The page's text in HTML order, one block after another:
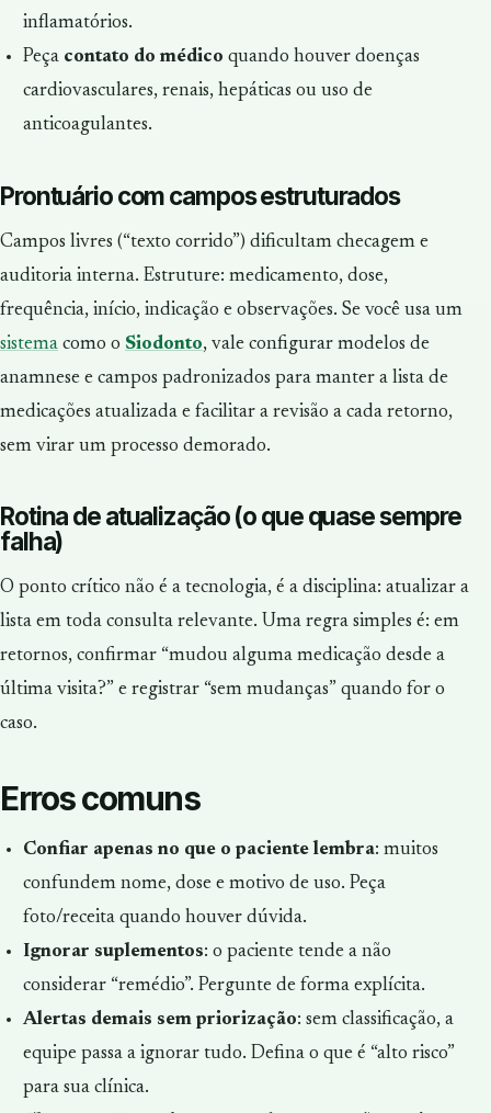
inflamatórios.
Peça contato do médico quando houver doenças
cardiovasculares, renais, hepáticas ou uso de
anticoagulantes.
Prontuário com campos estruturados
Campos livres (“texto corrido”) dificultam checagem e
auditoria interna. Estruture: medicamento, dose,
frequência, início, indicação e observações. Se você usa um
sistema como o Siodonto, vale configurar modelos de
anamnese e campos padronizados para manter a lista de
medicações atualizada e facilitar a revisão a cada retorno,
sem virar um processo demorado.
Rotina de atualização (o que quase sempre
falha)
O ponto crítico não é a tecnologia, é a disciplina: atualizar a
lista em toda consulta relevante. Uma regra simples é: em
retornos, confirmar “mudou alguma medicação desde a
última visita?” e registrar “sem mudanças” quando for o
caso.
Erros comuns
Confiar apenas no que o paciente lembra: muitos
confundem nome, dose e motivo de uso. Peça
foto/receita quando houver dúvida.
Ignorar suplementos: o paciente tende a não
considerar “remédio”. Pergunte de forma explícita.
Alertas demais sem priorização: sem classificação, a
equipe passa a ignorar tudo. Defina o que é “alto risco”
para sua clínica.